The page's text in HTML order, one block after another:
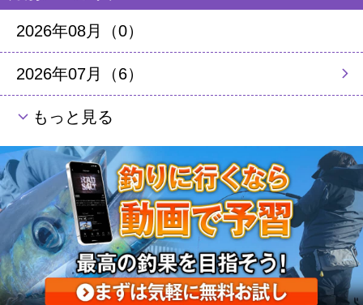
2026年08月（0）
2026年07月（6）
もっと見る